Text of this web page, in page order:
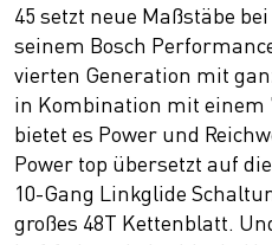
45 setzt neue Maßstäbe
seinem Bosch
vierten Generation mit
in Kombination mit einem
bietet es Power und
Power top übersetzt auf
10-Gang Linkglide
großes 48T Kettenblatt.